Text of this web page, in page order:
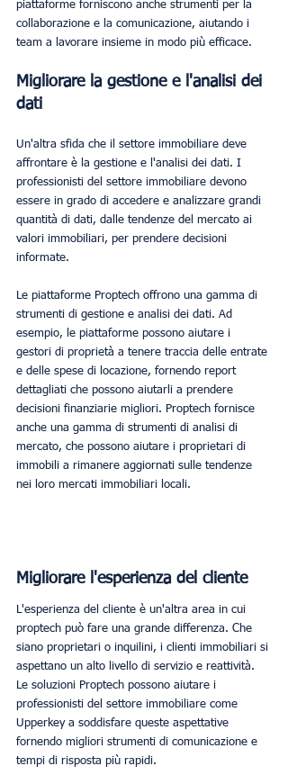
piattaforme forniscono anche strumenti per la
collaborazione e la comunicazione, aiutando i
team a lavorare insieme in modo più efficace.
Migliorare la gestione e l'analisi dei
dati
Un'altra sfida che il settore immobiliare deve
affrontare è la gestione e l'analisi dei dati. I
professionisti del settore immobiliare devono
essere in grado di accedere e analizzare grandi
quantità di dati, dalle tendenze del mercato ai
valori immobiliari, per prendere decisioni
informate.
Le piattaforme Proptech offrono una gamma di
strumenti di gestione e analisi dei dati. Ad
esempio, le piattaforme possono aiutare i
gestori di proprietà a tenere traccia delle entrate
e delle spese di locazione, fornendo report
dettagliati che possono aiutarli a prendere
decisioni finanziarie migliori. Proptech fornisce
anche una gamma di strumenti di analisi di
mercato, che possono aiutare i proprietari di
immobili a rimanere aggiornati sulle tendenze
nei loro mercati immobiliari locali.
Migliorare l'esperienza del cliente
L'esperienza del cliente è un'altra area in cui
proptech può fare una grande differenza. Che
siano proprietari o inquilini, i clienti immobiliari si
aspettano un alto livello di servizio e reattività.
Le soluzioni Proptech possono aiutare i
professionisti del settore immobiliare come
Upperkey a soddisfare queste aspettative
fornendo migliori strumenti di comunicazione e
tempi di risposta più rapidi.